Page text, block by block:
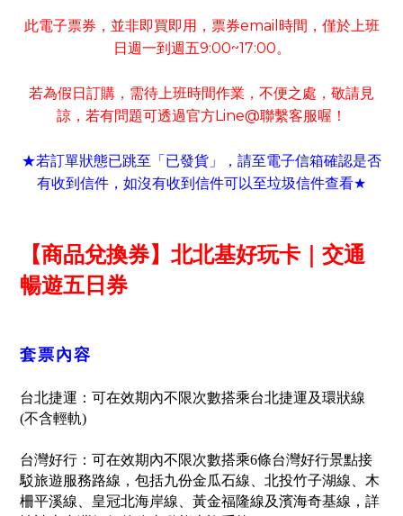
此電子票券 ， 並非即買即用 ， 票券email 時間 ， 僅於上班
日週一到週五9:00~17:00。
若為假日訂購 ， 需待上班時間作業 ， 不便之處 ， 敬請見
諒 ， 若有問題可透過官方Line@聯繫客服喔！
★若訂單狀態已跳至「已發貨」 ， 請至電子信箱確認是否
有收到信件 ， 如沒有收到信件可以至垃圾信件查看★
【商品兌換券】北北基好玩卡｜交通
暢遊五日券
套票內容
台北捷運：可在效期內不限次數搭乘台北捷運及環狀線
(不含輕軌)
台灣好行：可在效期內不限次數搭乘6條台灣好行景點接
駁旅遊服務路線，包括九份金瓜石線、北投竹子湖線、木
柵平溪線、皇冠北海岸線、黃金福隆線及濱海奇基線，詳